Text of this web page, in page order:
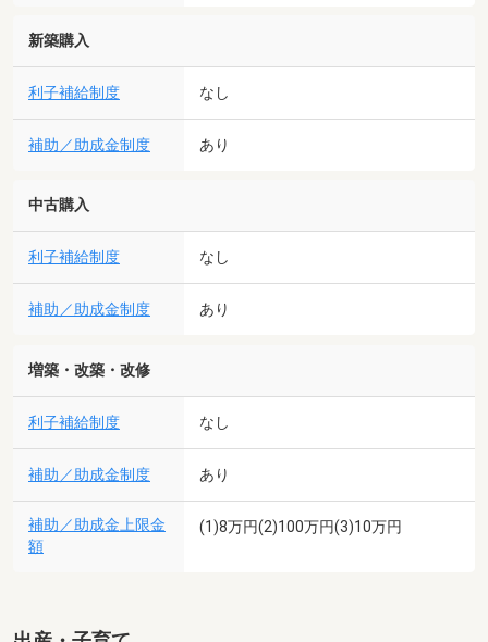
新築購入
利子補給制度 なし
補助／助成金制度 あり
中古購入
利子補給制度 なし
補助／助成金制度 あり
増築・改築・改修
利子補給制度 なし
補助／助成金制度 あり
補助／助成金上限金
額
(1)8万円(2)100万円(3)10万円